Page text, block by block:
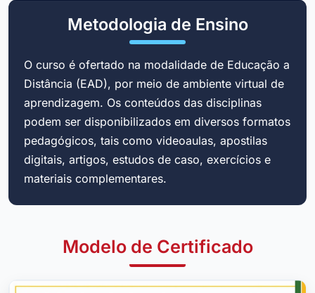
Metodologia de Ensino
O curso é ofertado na modalidade de Educação a
Distância (EAD), por meio de ambiente virtual de
aprendizagem. Os conteúdos das disciplinas
podem ser disponibilizados em diversos formatos
pedagógicos, tais como videoaulas, apostilas
digitais, artigos, estudos de caso, exercícios e
materiais complementares.
Modelo de Certificado